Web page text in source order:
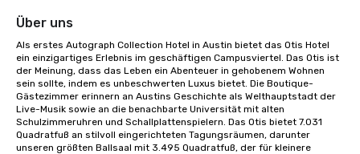
Über uns
Als erstes Autograph Collection Hotel in Austin bietet das Otis Hotel
ein einzigartiges Erlebnis im geschäftigen Campusviertel. Das Otis ist
der Meinung, dass das Leben ein Abenteuer in gehobenem Wohnen
sein sollte, indem es unbeschwerten Luxus bietet. Die Boutique-
Gästezimmer erinnern an Austins Geschichte als Welthauptstadt der
Live-Musik sowie an die benachbarte Universität mit alten
Schulzimmeruhren und Schallplattenspielern. Das Otis bietet 7.031
Quadratfuß an stilvoll eingerichteten Tagungsräumen, darunter
unseren größten Ballsaal mit 3.495 Quadratfuß, der für kleinere